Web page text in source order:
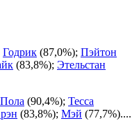
Годрик (87,0%); Пэйтон
(83,8%); Этельстан
Пола (90,4%); Тесса
(83,8%); Мэй (77,7%)....